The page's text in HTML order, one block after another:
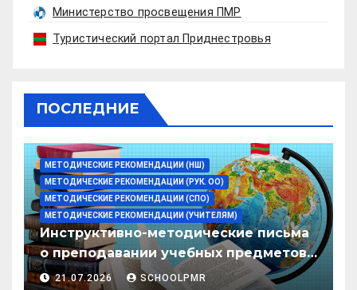
Министерство просвещения ПМР
Туристический портал Приднестровья
ПОСЛЕДНИЕ
МЕТОДИЧЕСКИЕ РЕКОМЕНДАЦИИ (НШ)
МЕТОДИЧЕСКИЕ РЕКОМЕНДАЦИИ (РУК. ОО)
МЕТОДИЧЕСКИЕ РЕКОМЕНДАЦИИ (СПО)
МЕТОДИЧЕСКИЕ РЕКОМЕНДАЦИИ (УЧИТЕЛЯМ)
Инструктивно-методические письма
о преподавании учебных предметов/
дисциплин в организациях
21.07.2026 SCHOOLPMR